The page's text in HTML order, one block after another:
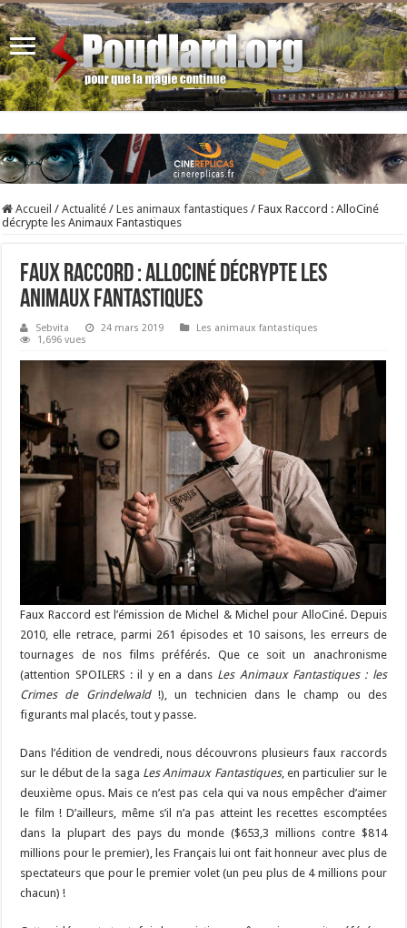
Accueil / Actualité / Les animaux fantastiques / Faux Raccord : AlloCiné
décrypte les Animaux Fantastiques
Faux Raccord : AlloCiné décrypte les
Animaux Fantastiques
Sebvita 24 mars 2019
Les animaux fantastiques
1,696 vues
Faux Raccord est l’émission de Michel & Michel pour AlloCiné. Depuis
2010, elle retrace, parmi 261 épisodes et 10 saisons, les erreurs de
tournages de nos films préférés. Que ce soit un anachronisme
(attention SPOILERS : il y en a dans Les Animaux Fantastiques : les
Crimes de Grindelwald!), un technicien dans le champ ou des
figurants mal placés, tout y passe.
Dans l’édition de vendredi, nous découvrons plusieurs faux raccords
sur le début de la saga Les Animaux Fantastiques, en particulier sur le
deuxième opus. Mais ce n’est pas cela qui va nous empêcher d’aimer
le film ! D’ailleurs, même s’il n’a pas atteint les recettes escomptées
dans la plupart des pays du monde ($653,3 millions contre $814
millions pour le premier), les Français lui ont fait honneur avec plus de
spectateurs que pour le premier volet (un peu plus de 4 millions pour
chacun) !